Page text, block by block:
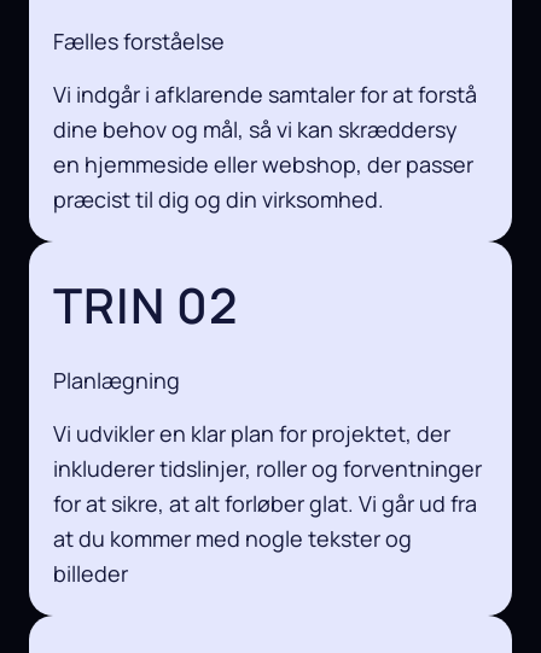
Fælles forståelse
Vi indgår i afklarende samtaler for at forstå
dine behov og mål, så vi kan skræddersy
en hjemmeside eller webshop, der passer
præcist til dig og din virksomhed.
TRIN 02
Planlægning
Vi udvikler en klar plan for projektet, der
inkluderer tidslinjer, roller og forventninger
for at sikre, at alt forløber glat. Vi går ud fra
at du kommer med nogle tekster og
billeder